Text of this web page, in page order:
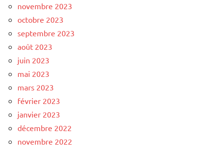
novembre 2023
octobre 2023
septembre 2023
août 2023
juin 2023
mai 2023
mars 2023
février 2023
janvier 2023
décembre 2022
novembre 2022